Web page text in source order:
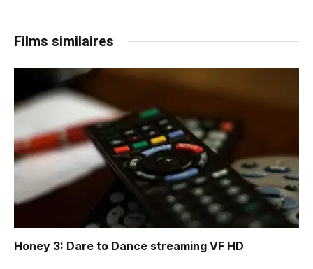
Films similaires
Honey 3: Dare to Dance streaming VF HD